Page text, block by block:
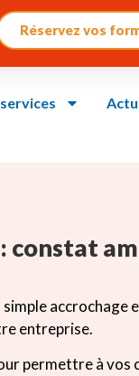
Réservez vos
constat
accrochage
entreprise.
permettre à vos